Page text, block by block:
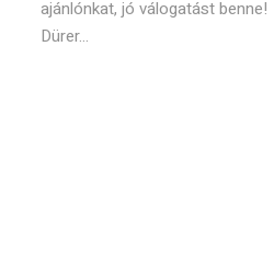
ajánlónkat, jó válogatást
Dürer...